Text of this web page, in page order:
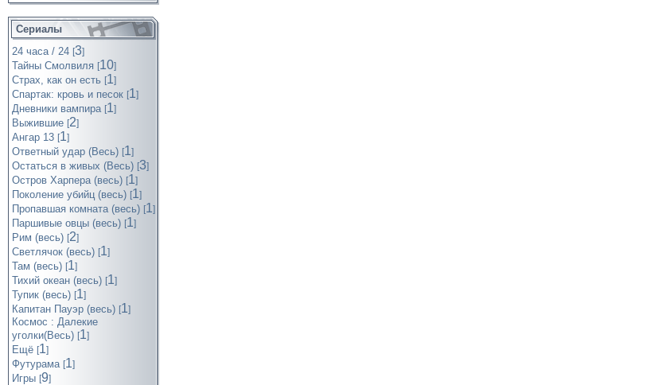
Сериалы
24 часа / 24 [3]
Тайны Смолвиля [10]
Страх, как он есть [1]
Спартак: кровь и песок [1]
Дневники вампира [1]
Выжившие [2]
Ангар 13 [1]
Ответный удар (Весь) [1]
Остаться в живых (Весь) [3]
Остров Харпера (весь) [1]
Поколение убийц (весь) [1]
Пропавшая комната (весь) [1]
Паршивые овцы (весь) [1]
Рим (весь) [2]
Светлячок (весь) [1]
Там (весь) [1]
Тихий океан (весь) [1]
Тупик (весь) [1]
Капитан Пауэр (весь) [1]
Космос : Далекие
уголки(Весь) [1]
Ещё [1]
Футурама [1]
Игры [9]